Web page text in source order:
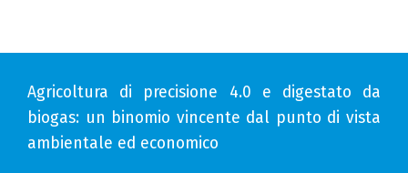
Agricoltura di precisione 4.0 e digestato da
biogas: un binomio vincente dal punto di vista
ambientale ed economico